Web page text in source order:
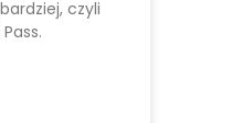
czyli